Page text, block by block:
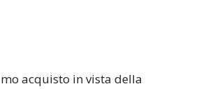
acquisto in vista della